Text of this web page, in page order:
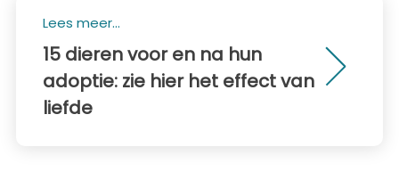
Lees meer...
15 dieren voor en na hun
adoptie: zie hier het effect van
liefde